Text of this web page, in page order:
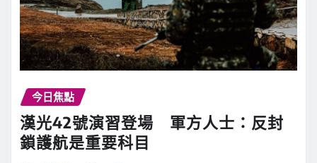
今日焦點
漢光42號演習登場 軍方人士：反封
鎖護航是重要科目